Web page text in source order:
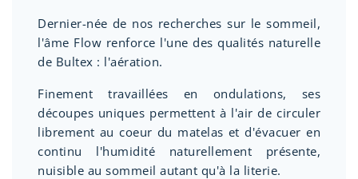
Dernier-née de nos recherches sur le sommeil,
l'âme Flow renforce l'une des qualités naturelle
de Bultex : l'aération.
Finement travaillées en ondulations, ses
découpes uniques permettent à l'air de circuler
librement au coeur du matelas et d'évacuer en
continu l'humidité naturellement présente,
nuisible au sommeil autant qu'à la literie.